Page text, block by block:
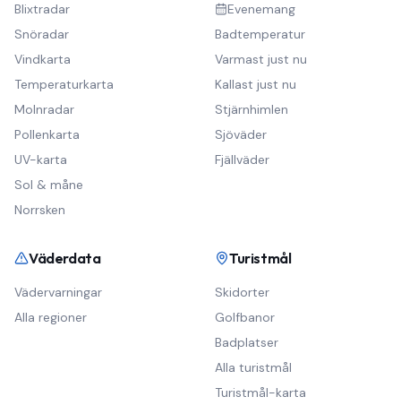
Blixtradar
Snöradar
Vindkarta
Temperaturkarta
Molnradar
Pollenkarta
UV-karta
Sol & måne
Norrsken
Evenemang
Badtemperatur
Varmast just nu
Kallast just nu
Stjärnhimlen
Sjöväder
Fjällväder
Väderdata
Vädervarningar
Alla regioner
Turistmål
Skidorter
Golfbanor
Badplatser
Alla turistmål
Turistmål-karta